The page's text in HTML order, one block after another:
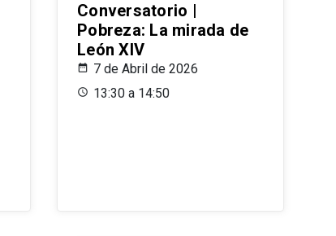
Conversatorio |
Pobreza: La mirada de
León XIV
7 de Abril de 2026
13:30 a 14:50